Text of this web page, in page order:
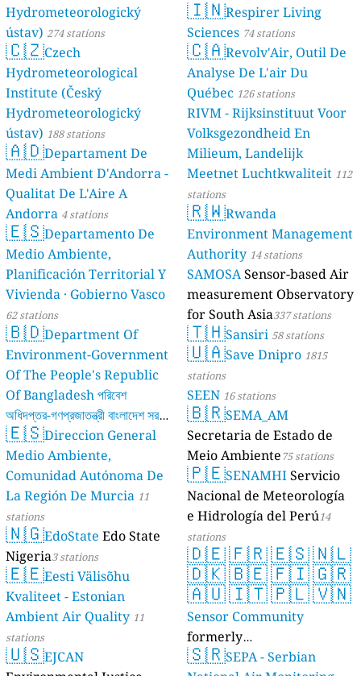
Hydrometeorologický
ústav) 274 stations
🇨🇿Czech
Hydrometeorological
Institute (Český
Hydrometeorologický
ústav) 188 stations
🇦🇩Departament De
Medi Ambient D'Andorra -
Qualitat De L'Aire A
Andorra 4 stations
🇪🇸Departamento De
Medio Ambiente,
Planificación Territorial Y
Vivienda · Gobierno Vasco
62 stations
🇧🇩Department Of
Environment-Government
Of The People's Republic
Of Bangladesh পরিবেশ
অধিদপ্তর-গণপ্রজাতন্ত্রী বাংলাদেশ সরকার
17 stations
🇪🇸Direccion General
Medio Ambiente,
Comunidad Autónoma De
La Región De Murcia 11
stations
🇳🇬EdoState Edo State
Nigeria3 stations
🇪🇪Eesti Välisõhu
Kvaliteet - Estonian
Ambient Air Quality 11
stations
🇺🇸EJCAN
🇮🇳Respirer Living
Sciences 74 stations
🇨🇦Revolv'Air, Outil De
Analyse De L'air Du
Québec 126 stations
RIVM - Rijksinstituut Voor
Volksgezondheid En
Milieum, Landelijk
Meetnet Luchtkwaliteit 112
stations
🇷🇼Rwanda
Environment Management
Authority 14 stations
SAMOSASensor-based Air
measurement Observatory
for South Asia337 stations
🇹🇭Sansiri 58 stations
🇺🇦Save Dnipro 1815
stations
SEEN 16 stations
🇧🇷SEMA_AM
Secretaria de Estado de
Meio Ambiente75 stations
🇵🇪SENAMHIServicio
Nacional de Meteorología
e Hidrología del Perú14
stations
🇩🇪🇫🇷🇪🇸🇳🇱
🇩🇰🇧🇪🇫🇮🇬🇷
🇦🇺🇮🇹🇵🇱🇻🇳
Sensor Community
formerly
luftdaten.info35821 stations
🇸🇷SEPA - Serbian